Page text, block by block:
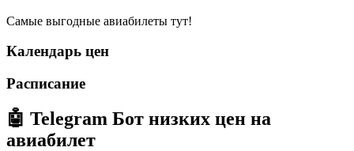
Самые выгодные авиабилеты тут!
Календарь цен
Расписание
🤖 Telegram Бот низких цен на
авиабилет